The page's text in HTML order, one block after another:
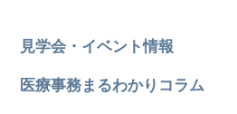
見学会・イベント情報
医療事務まるわかりコラム